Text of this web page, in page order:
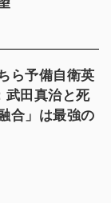
ら予備自衛英
武田真治と死
合」は最強の